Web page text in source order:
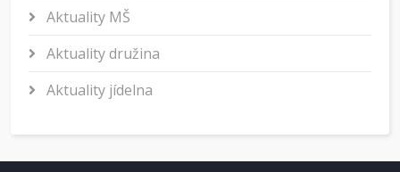
Aktuality MŠ
Aktuality družina
Aktuality jídelna